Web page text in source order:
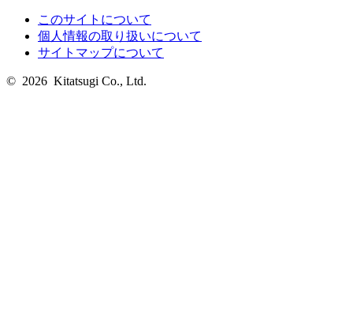
このサイトについて
個人情報の取り扱いについて
サイトマップについて
© 2026 Kitatsugi Co., Ltd.